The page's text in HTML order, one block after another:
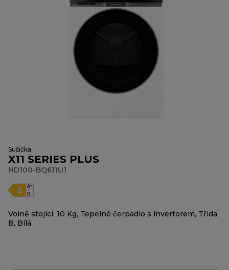
Sušička
X11 SERIES PLUS
HD100-BQ611U1
Volně stojící, 10 Kg, Tepelné čerpadlo s invertorem, Třída
B, Bílá